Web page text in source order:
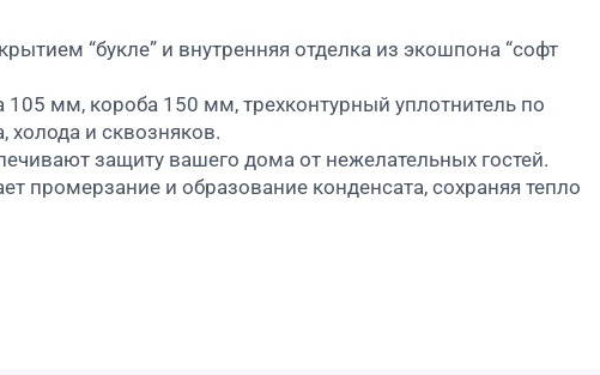
“букле” и внутренняя отделка из экошпона “софт
мм, короба 150 мм, трехконтурный уплотнитель по
и сквозняков.
защиту вашего дома от нежелательных гостей.
промерзание и образование конденсата, сохраняя тепло